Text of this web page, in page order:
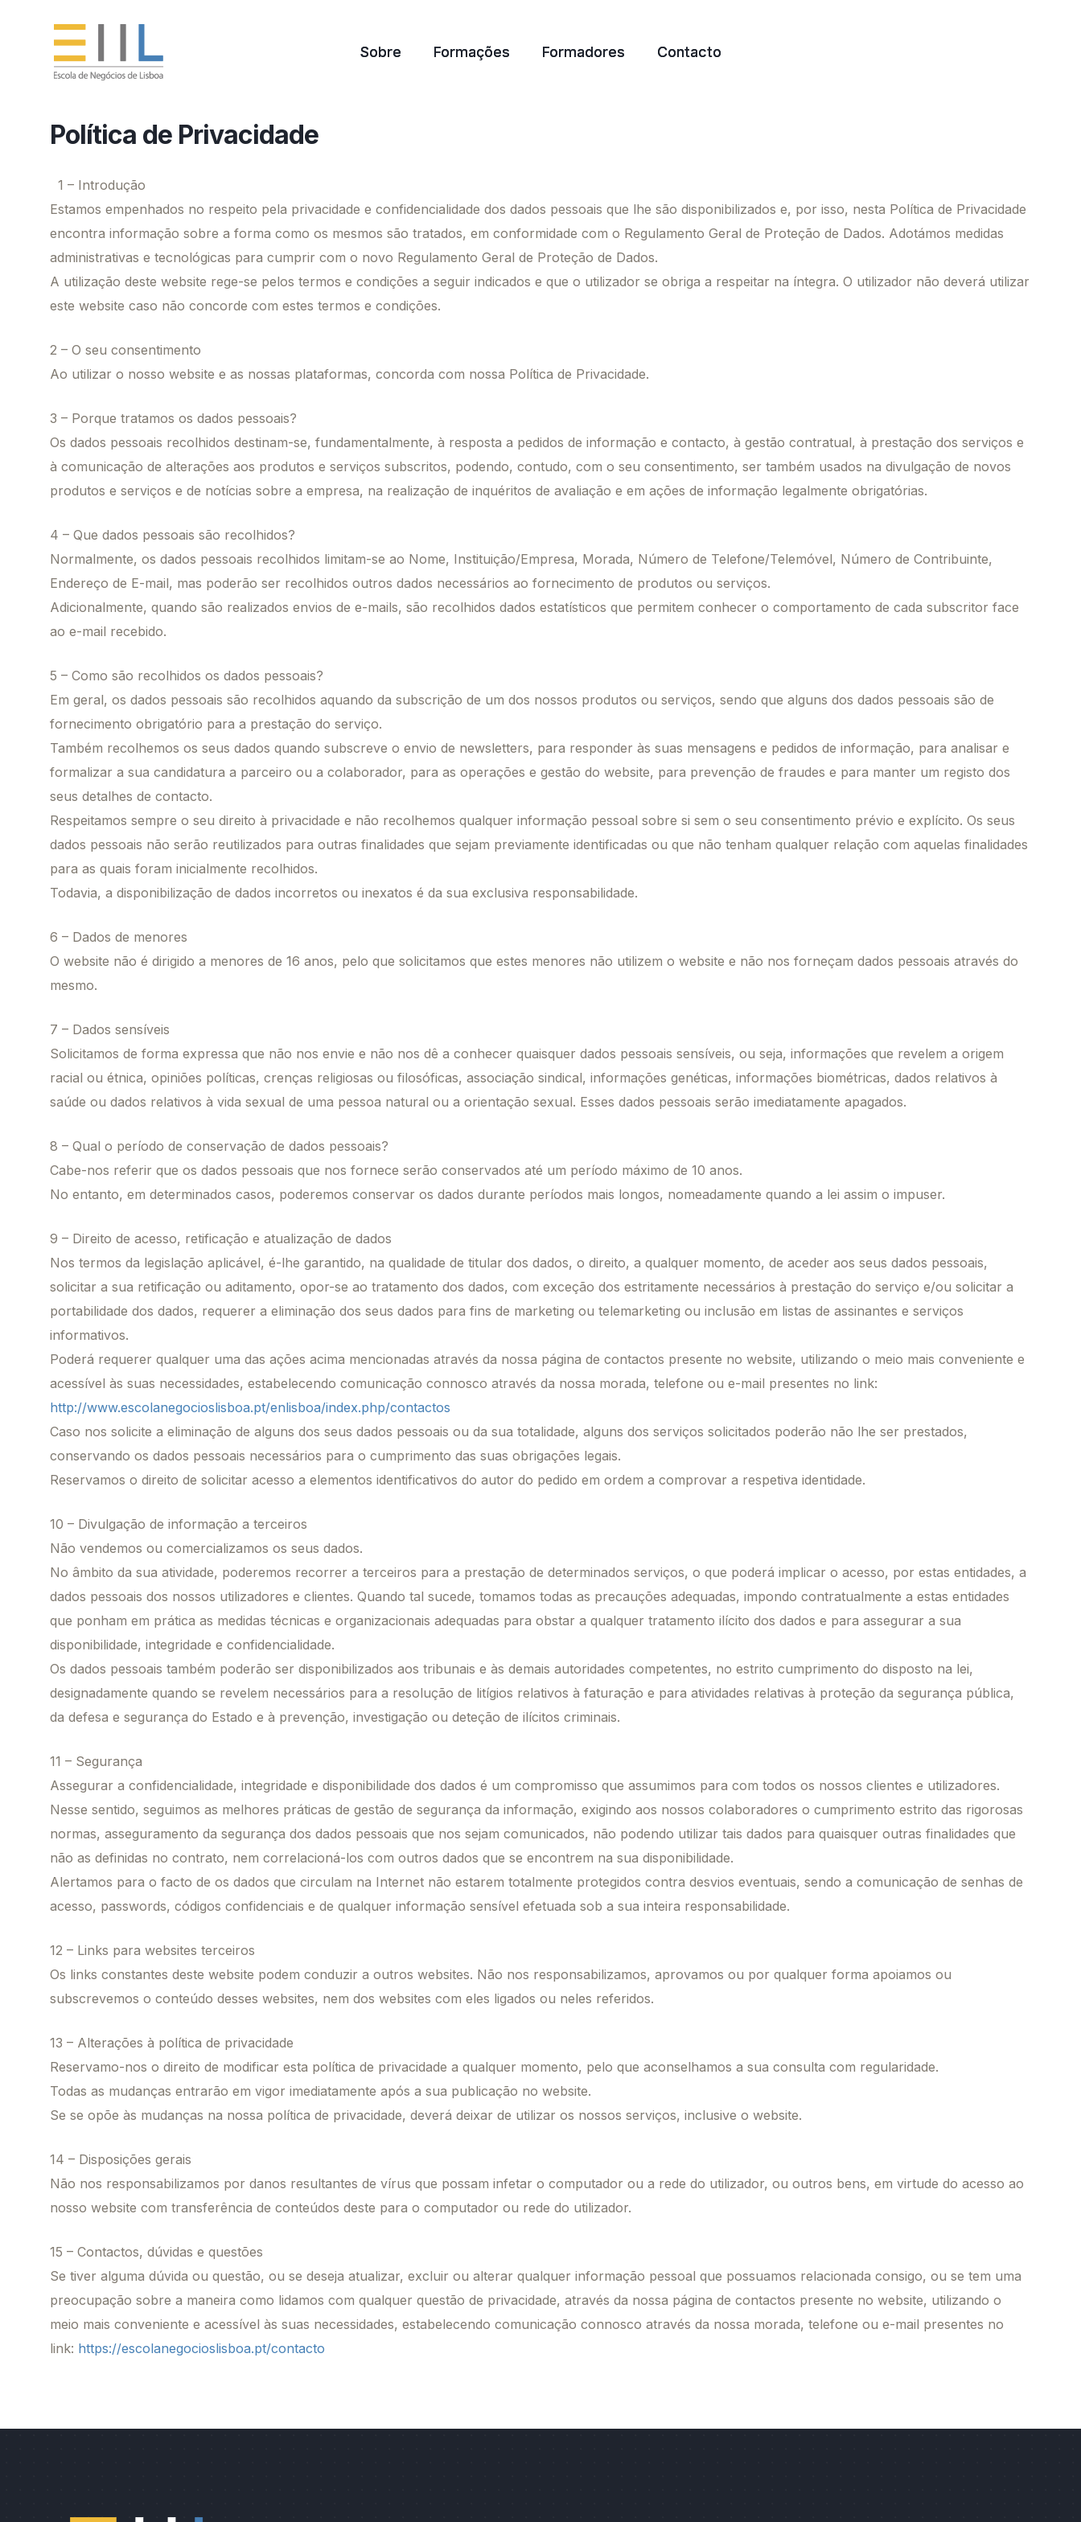
Sobre Formações Formadores Contacto
Sobre Formações Formadores Contacto
Política de Privacidade
1 – Introdução
Estamos empenhados no respeito pela privacidade e confidencialidade dos dados pessoais que lhe são disponibilizados e, por isso, nesta Política de Privacidade
encontra informação sobre a forma como os mesmos são tratados, em conformidade com o Regulamento Geral de Proteção de Dados. Adotámos medidas
administrativas e tecnológicas para cumprir com o novo Regulamento Geral de Proteção de Dados.
A utilização deste website rege-se pelos termos e condições a seguir indicados e que o utilizador se obriga a respeitar na íntegra. O utilizador não deverá utilizar
este website caso não concorde com estes termos e condições.
2 – O seu consentimento
Ao utilizar o nosso website e as nossas plataformas, concorda com nossa Política de Privacidade.
3 – Porque tratamos os dados pessoais?
Os dados pessoais recolhidos destinam-se, fundamentalmente, à resposta a pedidos de informação e contacto, à gestão contratual, à prestação dos serviços e
à comunicação de alterações aos produtos e serviços subscritos, podendo, contudo, com o seu consentimento, ser também usados na divulgação de novos
produtos e serviços e de notícias sobre a empresa, na realização de inquéritos de avaliação e em ações de informação legalmente obrigatórias.
4 – Que dados pessoais são recolhidos?
Normalmente, os dados pessoais recolhidos limitam-se ao Nome, Instituição/Empresa, Morada, Número de Telefone/Telemóvel, Número de Contribuinte,
Endereço de E-mail, mas poderão ser recolhidos outros dados necessários ao fornecimento de produtos ou serviços.
Adicionalmente, quando são realizados envios de e-mails, são recolhidos dados estatísticos que permitem conhecer o comportamento de cada subscritor face
ao e-mail recebido.
5 – Como são recolhidos os dados pessoais?
Em geral, os dados pessoais são recolhidos aquando da subscrição de um dos nossos produtos ou serviços, sendo que alguns dos dados pessoais são de
fornecimento obrigatório para a prestação do serviço.
Também recolhemos os seus dados quando subscreve o envio de newsletters, para responder às suas mensagens e pedidos de informação, para analisar e
formalizar a sua candidatura a parceiro ou a colaborador, para as operações e gestão do website, para prevenção de fraudes e para manter um registo dos
seus detalhes de contacto.
Respeitamos sempre o seu direito à privacidade e não recolhemos qualquer informação pessoal sobre si sem o seu consentimento prévio e explícito. Os seus
dados pessoais não serão reutilizados para outras finalidades que sejam previamente identificadas ou que não tenham qualquer relação com aquelas finalidades
para as quais foram inicialmente recolhidos.
Todavia, a disponibilização de dados incorretos ou inexatos é da sua exclusiva responsabilidade.
6 – Dados de menores
O website não é dirigido a menores de 16 anos, pelo que solicitamos que estes menores não utilizem o website e não nos forneçam dados pessoais através do
mesmo.
7 – Dados sensíveis
Solicitamos de forma expressa que não nos envie e não nos dê a conhecer quaisquer dados pessoais sensíveis, ou seja, informações que revelem a origem
racial ou étnica, opiniões políticas, crenças religiosas ou filosóficas, associação sindical, informações genéticas, informações biométricas, dados relativos à
saúde ou dados relativos à vida sexual de uma pessoa natural ou a orientação sexual. Esses dados pessoais serão imediatamente apagados.
8 – Qual o período de conservação de dados pessoais?
Cabe-nos referir que os dados pessoais que nos fornece serão conservados até um período máximo de 10 anos.
No entanto, em determinados casos, poderemos conservar os dados durante períodos mais longos, nomeadamente quando a lei assim o impuser.
9 – Direito de acesso, retificação e atualização de dados
Nos termos da legislação aplicável, é-lhe garantido, na qualidade de titular dos dados, o direito, a qualquer momento, de aceder aos seus dados pessoais,
solicitar a sua retificação ou aditamento, opor-se ao tratamento dos dados, com exceção dos estritamente necessários à prestação do serviço e/ou solicitar a
portabilidade dos dados, requerer a eliminação dos seus dados para fins de marketing ou telemarketing ou inclusão em listas de assinantes e serviços
informativos.
Poderá requerer qualquer uma das ações acima mencionadas através da nossa página de contactos presente no website, utilizando o meio mais conveniente e
acessível às suas necessidades, estabelecendo comunicação connosco através da nossa morada, telefone ou e-mail presentes no link:
http://www.escolanegocioslisboa.pt/enlisboa/index.php/contactos
Caso nos solicite a eliminação de alguns dos seus dados pessoais ou da sua totalidade, alguns dos serviços solicitados poderão não lhe ser prestados,
conservando os dados pessoais necessários para o cumprimento das suas obrigações legais.
Reservamos o direito de solicitar acesso a elementos identificativos do autor do pedido em ordem a comprovar a respetiva identidade.
10 – Divulgação de informação a terceiros
Não vendemos ou comercializamos os seus dados.
No âmbito da sua atividade, poderemos recorrer a terceiros para a prestação de determinados serviços, o que poderá implicar o acesso, por estas entidades, a
dados pessoais dos nossos utilizadores e clientes. Quando tal sucede, tomamos todas as precauções adequadas, impondo contratualmente a estas entidades
que ponham em prática as medidas técnicas e organizacionais adequadas para obstar a qualquer tratamento ilícito dos dados e para assegurar a sua
disponibilidade, integridade e confidencialidade.
Os dados pessoais também poderão ser disponibilizados aos tribunais e às demais autoridades competentes, no estrito cumprimento do disposto na lei,
designadamente quando se revelem necessários para a resolução de litígios relativos à faturação e para atividades relativas à proteção da segurança pública,
da defesa e segurança do Estado e à prevenção, investigação ou deteção de ilícitos criminais.
11 – Segurança
Assegurar a confidencialidade, integridade e disponibilidade dos dados é um compromisso que assumimos para com todos os nossos clientes e utilizadores.
Nesse sentido, seguimos as melhores práticas de gestão de segurança da informação, exigindo aos nossos colaboradores o cumprimento estrito das rigorosas
normas, asseguramento da segurança dos dados pessoais que nos sejam comunicados, não podendo utilizar tais dados para quaisquer outras finalidades que
não as definidas no contrato, nem correlacioná-los com outros dados que se encontrem na sua disponibilidade.
Alertamos para o facto de os dados que circulam na Internet não estarem totalmente protegidos contra desvios eventuais, sendo a comunicação de senhas de
acesso, passwords, códigos confidenciais e de qualquer informação sensível efetuada sob a sua inteira responsabilidade.
12 – Links para websites terceiros
Os links constantes deste website podem conduzir a outros websites. Não nos responsabilizamos, aprovamos ou por qualquer forma apoiamos ou
subscrevemos o conteúdo desses websites, nem dos websites com eles ligados ou neles referidos.
13 – Alterações à política de privacidade
Reservamo-nos o direito de modificar esta política de privacidade a qualquer momento, pelo que aconselhamos a sua consulta com regularidade.
Todas as mudanças entrarão em vigor imediatamente após a sua publicação no website.
Se se opõe às mudanças na nossa política de privacidade, deverá deixar de utilizar os nossos serviços, inclusive o website.
14 – Disposições gerais
Não nos responsabilizamos por danos resultantes de vírus que possam infetar o computador ou a rede do utilizador, ou outros bens, em virtude do acesso ao
nosso website com transferência de conteúdos deste para o computador ou rede do utilizador.
15 – Contactos, dúvidas e questões
Se tiver alguma dúvida ou questão, ou se deseja atualizar, excluir ou alterar qualquer informação pessoal que possuamos relacionada consigo, ou se tem uma
preocupação sobre a maneira como lidamos com qualquer questão de privacidade, através da nossa página de contactos presente no website, utilizando o
meio mais conveniente e acessível às suas necessidades, estabelecendo comunicação connosco através da nossa morada, telefone ou e-mail presentes no
link: https://escolanegocioslisboa.pt/contacto